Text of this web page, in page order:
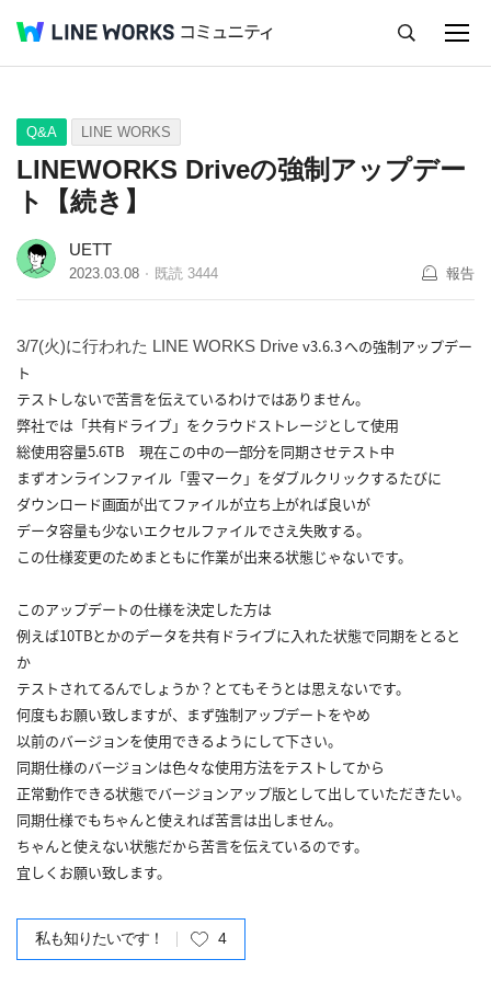
Q&A Tips Ideas
Q&A LINE WORKS
LINEWORKS Driveの強制アップデー
ト【続き】
UETT
2023.03.08 既読 3444 報告
3/7(火)に行われた LINE WORKS Drive v3.6.3 への強制アップデー
ト
テストしないで苦言を伝えているわけではありません。
弊社では「共有ドライブ」をクラウドストレージとして使用
総使用容量5.6TB 現在この中の一部分を同期させテスト中
まずオンラインファイル「雲マーク」をダブルクリックするたびに
ダウンロード画面が出てファイルが立ち上がれば良いが
データ容量も少ないエクセルファイルでさえ失敗する。
この仕様変更のためまともに作業が出来る状態じゃないです。
このアップデートの仕様を決定した方は
例えば10TBとかのデータを共有ドライブに入れた状態で同期をとると
か
テストされてるんでしょうか？とてもそうとは思えないです。
何度もお願い致しますが、まず強制アップデートをやめ
以前のバージョンを使用できるようにして下さい。
同期仕様のバージョンは色々な使用方法をテストしてから
正常動作できる状態でバージョンアップ版として出していただきたい。
同期仕様でもちゃんと使えれば苦言は出しません。
ちゃんと使えない状態だから苦言を伝えているのです。
宜しくお願い致します。
私も知りたいです！ 4